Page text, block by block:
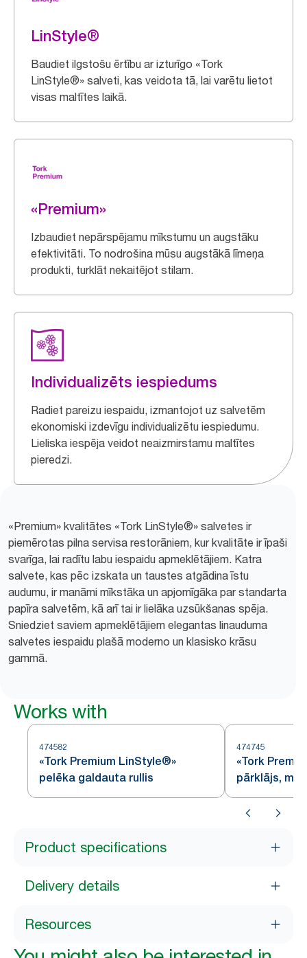
LinStyle®
Baudiet ilgstošu ērtību ar izturīgo «Tork
LinStyle®» salveti, kas veidota tā, lai varētu lietot
visas maltītes laikā.
«Premium»
Izbaudiet nepārspējamu mīkstumu un augstāku
efektivitāti. To nodrošina mūsu augstākā līmeņa
produkti, turklāt nekaitējot stilam.
Individualizēts iespiedums
Radiet pareizu iespaidu, izmantojot uz salvetēm
ekonomiski izdevīgu individualizētu iespiedumu.
Lieliska iespēja veidot neaizmirstamu maltītes
pieredzi.
«Premium» kvalitātes «Tork LinStyle®» salvetes ir
piemērotas pilna servisa restorāniem, kur kvalitāte ir īpaši
svarīga, lai radītu labu iespaidu apmeklētājiem. Katra
salvete, kas pēc izskata un taustes atgādina īstu
audumu, ir manāmi mīkstāka un apjomīgāka par standarta
papīra salvetēm, kā arī tai ir lielāka uzsūkšanas spēja.
Sniedziet saviem apmeklētājiem elegantas linauduma
salvetes iespaidu plašā moderno un klasisko krāsu
gammā.
Works with
474582
«Tork Premium LinStyle®»
pelēka galdauta rullis
474745
«Tork
pārklājs,
Product specifications
Delivery details
Resources